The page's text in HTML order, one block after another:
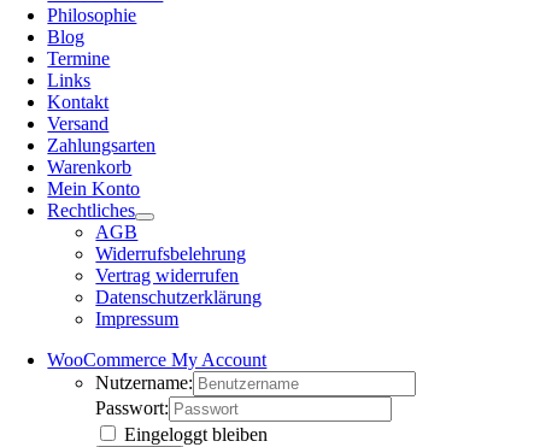
Philosophie
Blog
Termine
Links
Kontakt
Versand
Zahlungsarten
Warenkorb
Mein Konto
Rechtliches
AGB
Widerrufsbelehrung
Vertrag widerrufen
Datenschutzerklärung
Impressum
WooCommerce My Account
Nutzername:
Passwort:
Eingeloggt bleiben